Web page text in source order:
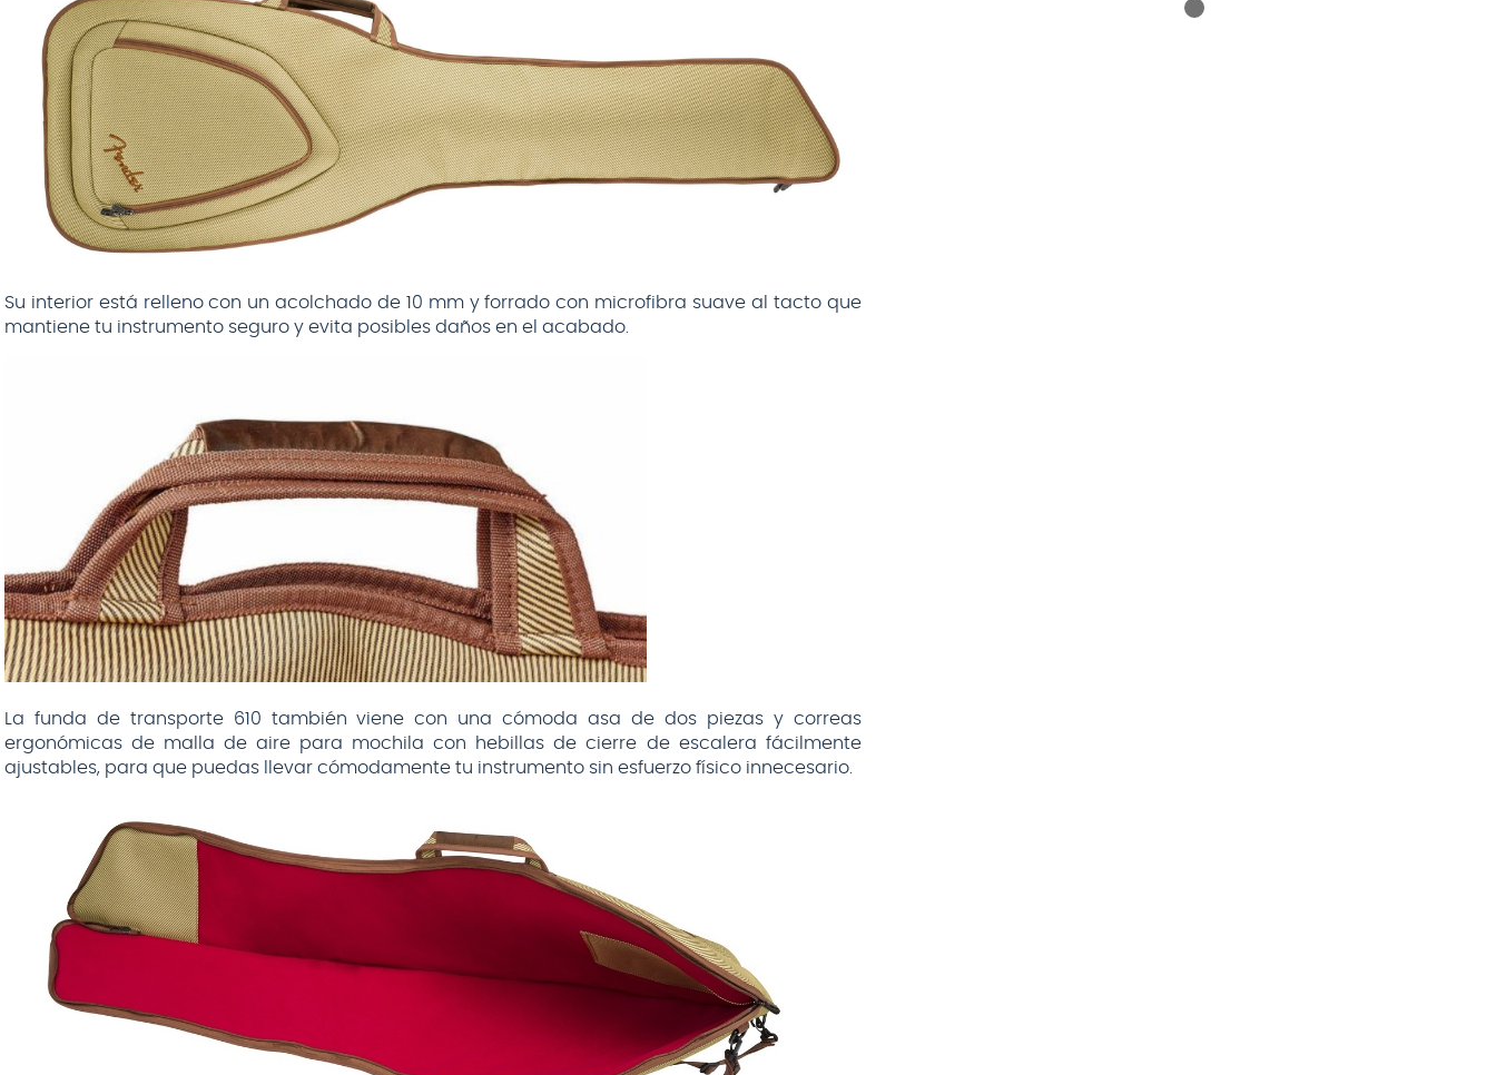
Su interior está relleno con un acolchado de 10 mm y forrado con microfibra suave al tacto que
mantiene tu instrumento seguro y evita posibles daños en el acabado.
La funda de transporte 610 también viene con una cómoda asa de dos piezas y correas
ergonómicas de malla de aire para mochila con hebillas de cierre de escalera fácilmente
ajustables, para que puedas llevar cómodamente tu instrumento sin esfuerzo físico innecesario.